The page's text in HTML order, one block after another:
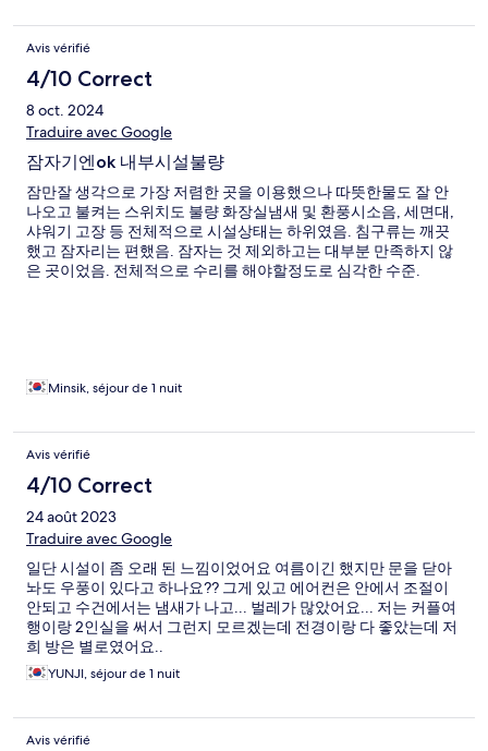
Avis vérifié
4/10 Correct
8 oct. 2024
Traduire avec Google
잠자기엔ok 내부시설불량
잠만잘 생각으로 가장 저렴한 곳을 이용했으나 따뜻한물도 잘 안
나오고 불켜는 스위치도 불량 화장실냄새 및 환풍시소음, 세면대,
샤워기 고장 등 전체적으로 시설상태는 하위였음. 침구류는 깨끗
했고 잠자리는 편했음. 잠자는 것 제외하고는 대부분 만족하지 않
은 곳이었음. 전체적으로 수리를 해야할정도로 심각한 수준.
Minsik, séjour de 1 nuit
Avis vérifié
4/10 Correct
24 août 2023
Traduire avec Google
일단 시설이 좀 오래 된 느낌이었어요 여름이긴 했지만 문을 닫아
놔도 우풍이 있다고 하나요?? 그게 있고 에어컨은 안에서 조절이
안되고 수건에서는 냄새가 나고... 벌레가 많았어요... 저는 커플여
행이랑 2인실을 써서 그런지 모르겠는데 전경이랑 다 좋았는데 저
희 방은 별로였어요..
YUNJI, séjour de 1 nuit
Avis vérifié